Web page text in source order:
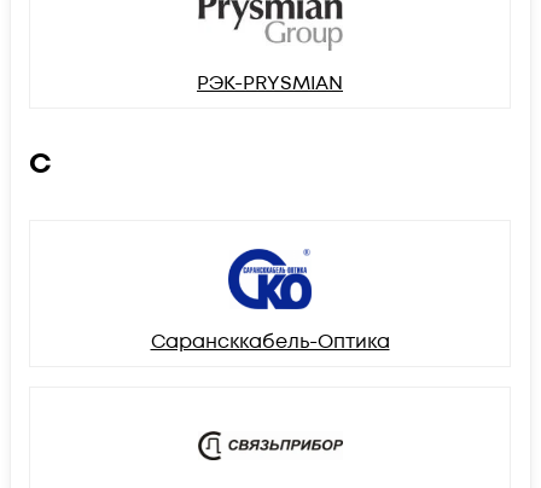
РЭК-PRYSMIAN
С
Сарансккабель-Оптика